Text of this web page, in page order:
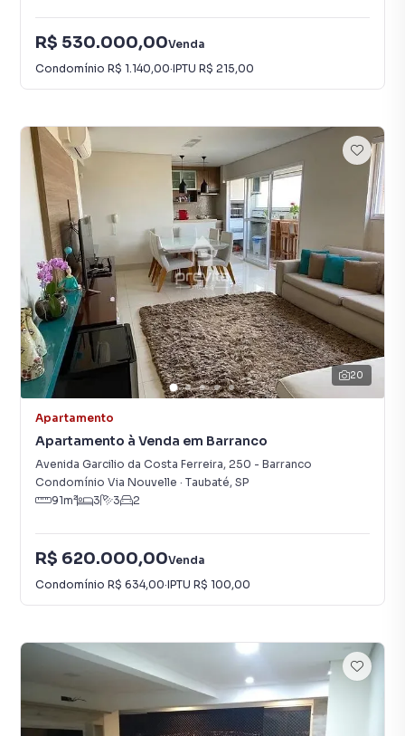
R$ 530.000,00Venda
Condomínio R$ 1.140,00·IPTU R$ 215,00
20
Apartamento
Apartamento à Venda em Barranco
Avenida Garcilio da Costa Ferreira, 250 - Barranco
Condomínio Via Nouvelle · Taubaté, SP
91m² 3 3 2
R$ 620.000,00Venda
Condomínio R$ 634,00·IPTU R$ 100,00